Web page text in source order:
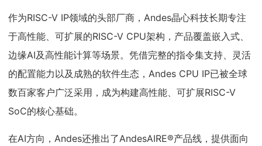
作为RISC-V IP领域的头部厂商，Andes晶心科技长期专注
于高性能、可扩展的RISC-V CPU架构，产品覆盖嵌入式、
边缘AI及高性能计算等场景。凭借完整的指令集支持、灵活
的配置能力以及成熟的软件生态，Andes CPU IP已被全球
数百家客户广泛采用，成为构建高性能、可扩展RISC-V
SoC的核心基础。
在AI方向，Andes还推出了AndesAIRE®产品线，提供面向